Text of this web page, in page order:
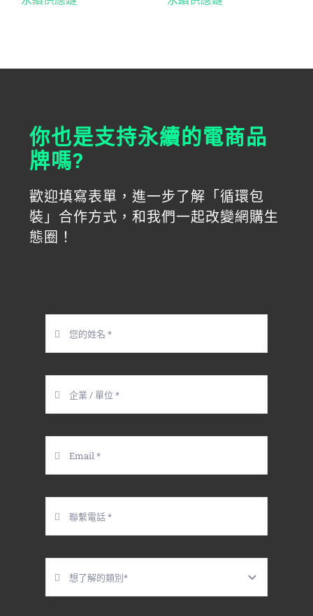
你也是支持永續的電商品
牌嗎?
歡迎填寫表單，進一步了解「循環包
裝」合作方式，和我們一起改變網購生
態圈！